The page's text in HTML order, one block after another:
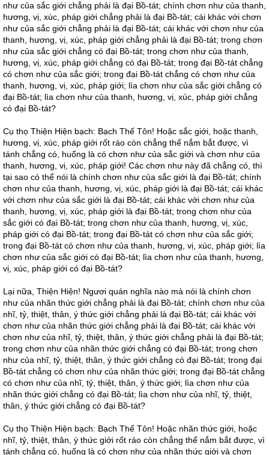
như của sắc giới chẳng phải là đại Bồ-tát; chính chơn như của thanh,
hương, vị, xúc, pháp giới chẳng phải là đại Bồ-tát; cái khác với chơn
như của sắc giới chẳng phải là đại Bồ-tát; cái khác với chơn như của
thanh, hương, vị, xúc, pháp giới chẳng phải là đại Bồ-tát; trong chơn
như của sắc giới chẳng có đại Bồ-tát; trong chơn như của thanh,
hương, vị, xúc, pháp giới chẳng có đại Bồ-tát; trong đại Bồ-tát chẳng
có chơn như của sắc giới; trong đại Bồ-tát chẳng có chơn như của
thanh, hương, vị, xúc, pháp giới; lìa chơn như của sắc giới chẳng có
đại Bồ-tát; lìa chơn như của thanh, hương, vị, xúc, pháp giới chẳng
có đại Bồ-tát?
Cụ thọ Thiện Hiện bạch: Bạch Thế Tôn! Hoặc sắc giới, hoặc thanh,
hương, vị, xúc, pháp giới rốt ráo còn chẳng thể nắm bắt được, vì
tánh chẳng có, huống là có chơn như của sắc giới và chơn như của
thanh, hương, vị, xúc, pháp giới! Các chơn như này đã chẳng có, thì
tại sao có thể nói là chính chơn như của sắc giới là đại Bồ-tát; chính
chơn như của thanh, hương, vị, xúc, pháp giới là đại Bồ-tát; cái khác
với chơn như của sắc giới là đại Bồ-tát; cái khác với chơn như của
thanh, hương, vị, xúc, pháp giới là đại Bồ-tát; trong chơn như của
sắc giới có đại Bồ-tát; trong chơn như của thanh, hương, vị, xúc,
pháp giới có đại Bồ-tát; trong đại Bồ-tát có chơn như của sắc giới;
trong đại Bồ-tát có chơn như của thanh, hương, vị, xúc, pháp giới; lìa
chơn như của sắc giới có đại Bồ-tát; lìa chơn như của thanh, hương,
vị, xúc, pháp giới có đại Bồ-tát?
Lại nữa, Thiện Hiện! Ngươi quán nghĩa nào mà nói là chính chơn
như của nhãn thức giới chẳng phải là đại Bồ-tát; chính chơn như của
nhĩ, tỷ, thiệt, thân, ý thức giới chẳng phải là đại Bồ-tát; cái khác với
chơn như của nhãn thức giới chẳng phải là đại Bồ-tát; cái khác với
chơn như của nhĩ, tỷ, thiệt, thân, ý thức giới chẳng phải là đại Bồ-tát;
trong chơn như của nhãn thức giới chẳng có đại Bồ-tát; trong chơn
như của nhĩ, tỷ, thiệt, thân, ý thức giới chẳng có đại Bồ-tát; trong đại
Bồ-tát chẳng có chơn như của nhãn thức giới; trong đại Bồ-tát chẳng
có chơn như của nhĩ, tỷ, thiệt, thân, ý thức giới; lìa chơn như của
nhãn thức giới chẳng có đại Bồ-tát; lìa chơn như của nhĩ, tỷ, thiệt,
thân, ý thức giới chẳng có đại Bồ-tát?
Cụ thọ Thiện Hiện bạch: Bạch Thế Tôn! Hoặc nhãn thức giới, hoặc
nhĩ, tỷ, thiệt, thân, ý thức giới rốt ráo còn chẳng thể nắm bắt được, vì
tánh chẳng có, huống là có chơn như của nhãn thức giới và chơn